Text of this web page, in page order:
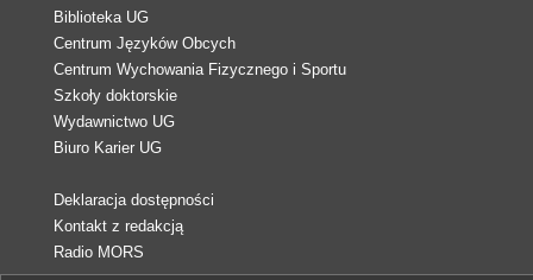
Biblioteka UG
Centrum Języków Obcych
Centrum Wychowania Fizycznego i Sportu
Szkoły doktorskie
Wydawnictwo UG
Biuro Karier UG
Deklaracja dostępności
Kontakt z redakcją
Radio MORS